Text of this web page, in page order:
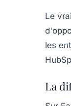
Le
les
La